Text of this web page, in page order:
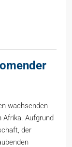
wachsenden
Afrika. Aufgrund
der